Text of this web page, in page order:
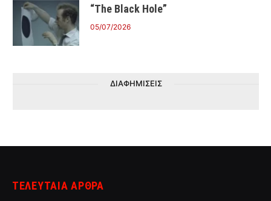
“The Black Hole”
05/07/2026
ΔΙΑΦΗΜΙΣΕΙΣ
ΤΕΛΕΥΤΑΙΑ ΑΡΘΡΑ